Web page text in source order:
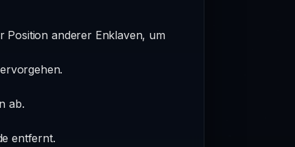
Position anderer Enklaven, um
ab.
entfernt.